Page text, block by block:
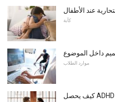
عند الأطفال
كآبة
داخل الموضوع
موارد الطلاب